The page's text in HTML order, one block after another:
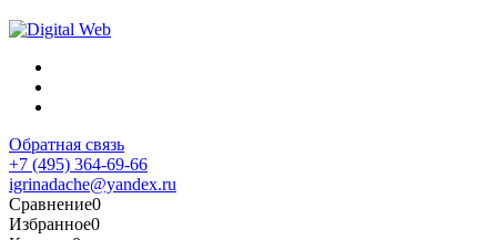
Обратная связь
+7 (495) 364-69-66
igrinadache@yandex.ru
Сравнение0
Избранное0